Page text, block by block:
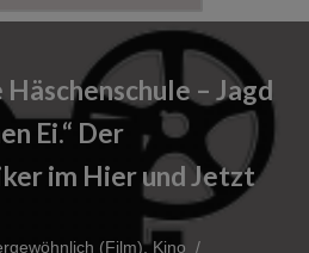
– Jagd
Ei.“ Der
im Hier und Jetzt
(Film), Kino